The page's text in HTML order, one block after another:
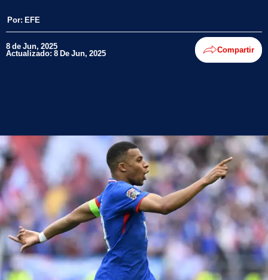
Por: EFE
8 de Jun, 2025
Actualizado: 8 De Jun, 2025 Compartir